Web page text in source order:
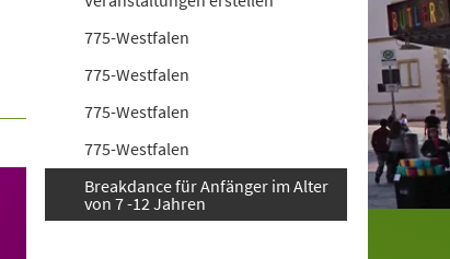
775-Westfalen
775-Westfalen
775-Westfalen
775-Westfalen
Breakdance für Anfänger im Alter
von 7 -12 Jahren